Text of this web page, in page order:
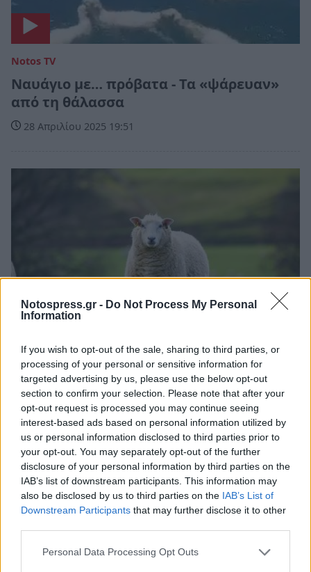
Notospress.gr - Do Not Process My Personal
Information
If you wish to opt-out of the sale, sharing to third parties, or
processing of your personal or sensitive information for
targeted advertising by us, please use the below opt-out
section to confirm your selection. Please note that after your
opt-out request is processed you may continue seeing
interest-based ads based on personal information utilized by
us or personal information disclosed to third parties prior to
your opt-out. You may separately opt-out of the further
disclosure of your personal information by third parties on the
IAB’s list of downstream participants. This information may
also be disclosed by us to third parties on the IAB’s List of
Downstream Participants that may further disclose it to other
Personal Data Processing Opt Outs
Notos TV
Ναυάγιο με… πρόβατα - Τα «ψάρευαν»
από τη θάλασσα
28 Απριλίου 2025 19:51
Ελλάδα
Ευλογιά προβάτων: Σε ποιες περιοχές
αίρονται τα μέτρα και σε ποιες
επιβάλλονται νέα
31 Οκτωβρίου 2024 18:55